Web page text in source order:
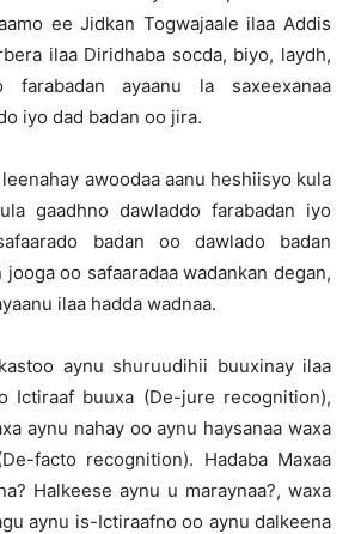
ee Jidkan Togwajaale ilaa Addis
ilaa Diridhaba socda, biyo, laydh,
farabadan ayaanu la saxeexanaa
iyo dad badan oo jira.
awoodaa aanu heshiisyo kula
gaadhno dawladdo farabadan iyo
badan oo dawlado badan
jooga oo safaaradaa wadankan degan,
ilaa hadda wadnaa.
aynu shuruudihii buuxinay ilaa
Ictiraaf buuxa (De-jure recognition),
aynu nahay oo aynu haysanaa waxa
facto recognition). Hadaba Maxaa
Halkeese aynu u maraynaa?, waxa
aynu is-Ictiraafno oo aynu dalkeena